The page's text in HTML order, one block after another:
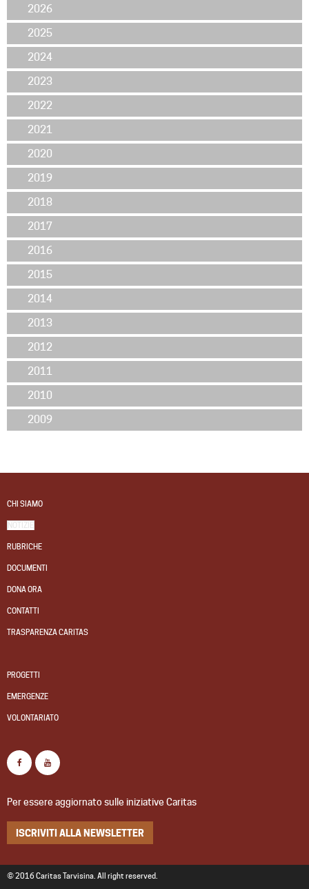
2026
2025
2024
2023
2022
2021
2020
2019
2018
2017
2016
2015
2014
2013
2012
2011
2010
2009
CHI SIAMO
NOTIZIE
RUBRICHE
DOCUMENTI
DONA ORA
CONTATTI
TRASPARENZA CARITAS
PROGETTI
EMERGENZE
VOLONTARIATO
Per essere aggiornato sulle iniziative Caritas
ISCRIVITI ALLA NEWSLETTER
© 2016 Caritas Tarvisina. All right reserved.